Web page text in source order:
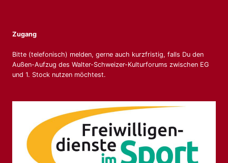
Zugang
Bitte (telefonisch) melden, gerne auch kurzfristig, falls Du den
Außen-Aufzug des Walter-Schweizer-Kulturforums zwischen EG
und 1. Stock nutzen möchtest.